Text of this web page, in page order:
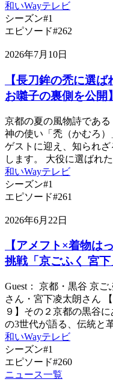
和いWayテレビ
シーズン#1
エピソード#262
2026年7月10日
【長刀鉾の禿に選
お囃子の裏側を公開
京都の夏の風物詩であ
神の使い「禿（かむろ
ゲストに迎え、知られ
します。 大役に選ばれ
和いWayテレビ
シーズン#1
エピソード#261
2026年6月22日
【アメフト×着物は
挑戦「京ごふく 宮下
Guest： 京都・黒谷 京
さん・宮下凌太朗さん
９】その２京都の黒谷
の3世代が語る、伝統と
和いWayテレビ
シーズン#1
エピソード#260
ニュース一覧